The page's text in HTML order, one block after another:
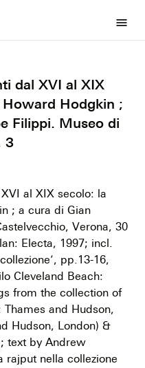
menu
dal XVI al XIX
Hodgkin ;
Filippi. Museo di
3
al XIX secolo: la
; a cura di Gian
Verona, 30
Electa, 1997; incl.
pp.13-16,
Cleveland Beach:
from the collection of
and Hudson,
Hudson, London) &
text by Andrew
rajput nella collezione